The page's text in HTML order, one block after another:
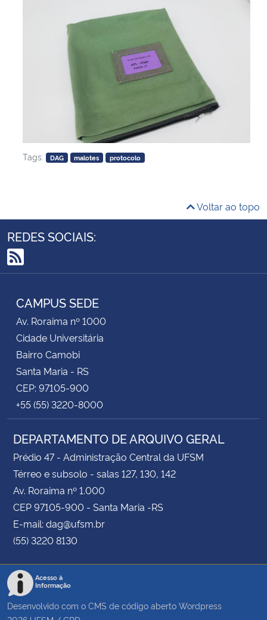
Tags: DAG malotes protocolo
Voltar ao topo
REDES SOCIAIS:
RSS
CAMPUS SEDE
Av. Roraima nº 1000
Cidade Universitária
Bairro Camobi
Santa Maria - RS
CEP: 97105-900
+55 (55) 3220-8000
DEPARTAMENTO DE ARQUIVO GERAL
Prédio 47 - Administração Central da UFSM
Térreo e subsolo - salas 127, 130, 142
Av. Roraima nº 1.000
CEP 97105-900 - Santa Maria -RS
E-mail: dag@ufsm.br
(55) 3220 8130
Acesso à
Informação
Desenvolvido com o CMS de código aberto Wordpress